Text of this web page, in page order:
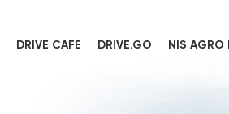
DRIVE CAFE DRIVE.GO NIS AGRO